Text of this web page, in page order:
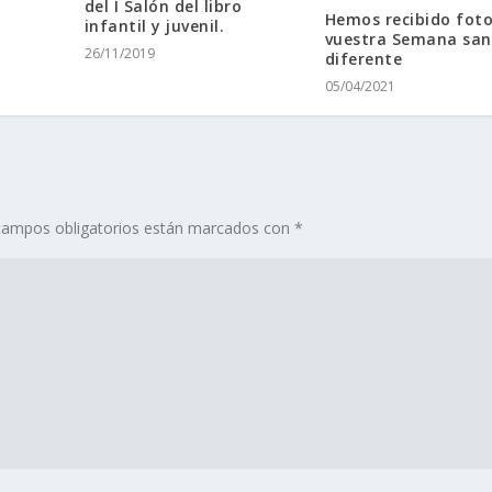
del I Salón del libro
infantil y juvenil.
26/11/2019
Hemos recibido
vuestra Semana
diferente
05/04/2021
obligatorios están marcados con*